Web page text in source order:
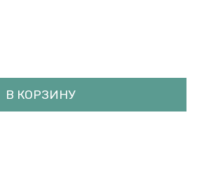
В КОРЗИНУ